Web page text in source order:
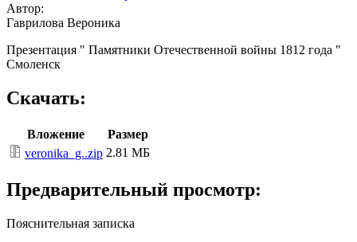
Автор:
Гаврилова Вероника
Презентация " Памятники Отечественной войны 1812 года "
Смоленск
Скачать:
Вложение
Размер
veronika_g..zip 2.81 МБ
Предварительный просмотр:
Пояснительная записка